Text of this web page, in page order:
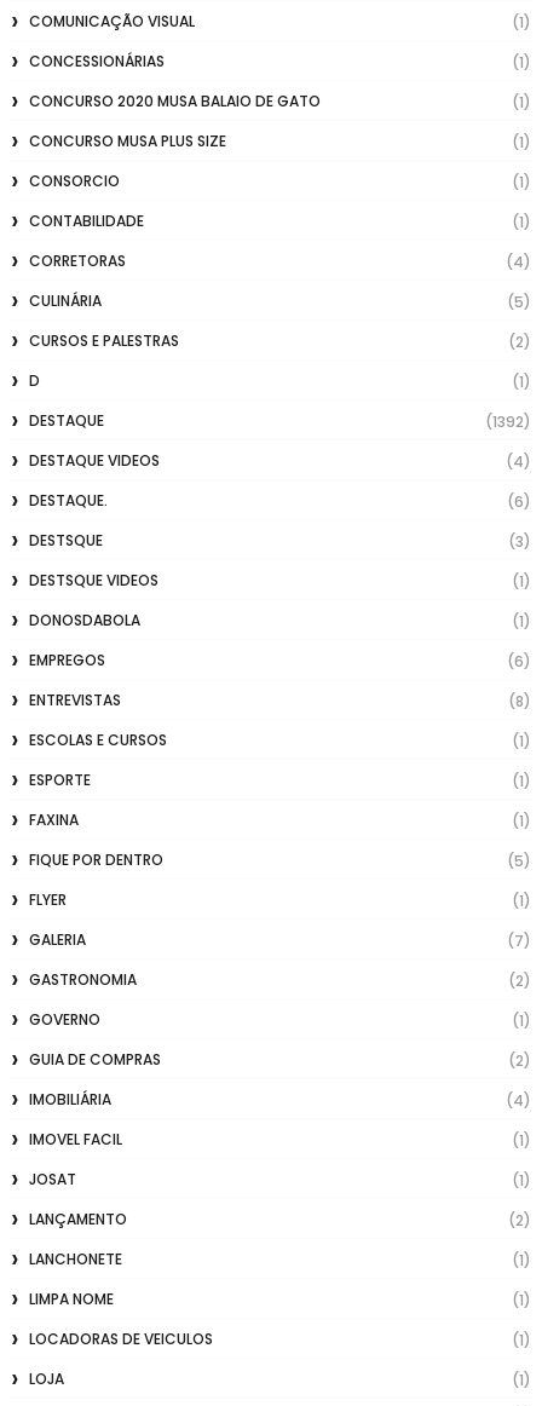
COMUNICAÇÃO VISUAL
(1)
CONCESSIONÁRIAS
(1)
CONCURSO 2020 MUSA BALAIO DE GATO
(1)
CONCURSO MUSA PLUS SIZE
(1)
CONSORCIO
(1)
CONTABILIDADE
(1)
CORRETORAS
(4)
CULINÁRIA
(5)
CURSOS E PALESTRAS
(2)
D
(1)
DESTAQUE
(1392)
DESTAQUE VIDEOS
(4)
DESTAQUE.
(6)
DESTSQUE
(3)
DESTSQUE VIDEOS
(1)
DONOSDABOLA
(1)
EMPREGOS
(6)
ENTREVISTAS
(8)
ESCOLAS E CURSOS
(1)
ESPORTE
(1)
FAXINA
(1)
FIQUE POR DENTRO
(5)
FLYER
(1)
GALERIA
(7)
GASTRONOMIA
(2)
GOVERNO
(1)
GUIA DE COMPRAS
(2)
IMOBILIÁRIA
(4)
IMOVEL FACIL
(1)
JOSAT
(1)
LANÇAMENTO
(2)
LANCHONETE
(1)
LIMPA NOME
(1)
LOCADORAS DE VEICULOS
(1)
LOJA
(1)